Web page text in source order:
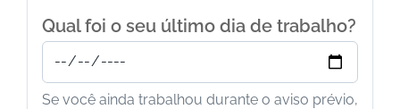
Qual foi o seu último dia de trabalho?
Se você ainda trabalhou durante o aviso prévio,